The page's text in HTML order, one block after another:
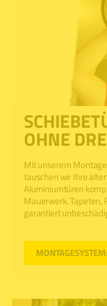
OHNE
Mit unserem
tauschen wir Ihre
Aluminiumtüren
Mauerwerk. Tapeten,
garantiert